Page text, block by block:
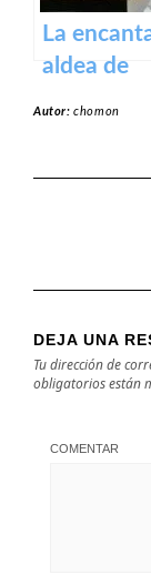
La
aldea de
Autor:chomon
DEJA UNA
Tu dirección de
obligatorios están
COMENTAR